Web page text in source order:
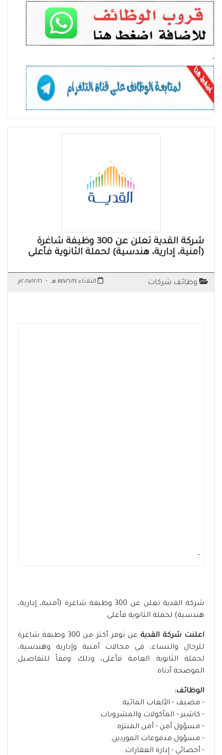
-
شركة القدية تعلن عن 300 وظيفة شاغرة
(أمنية، إدارية، هندسية) لحملة الثانوية فأعلى
وظائف شركات الثلاثاء ١٤٤٧/٦/٢٤ هـ - ٢٠٢٥/١٢/١٦م
-
شركة القدية تعلن عن 300 وظيفة شاغرة (أمنية، إدارية،
هندسية) لحملة الثانوية فأعلى
اعلنت شركة القدية
عن توفر أكثر من 300 وظيفة شاغرة
للرجال والنساء، في مجالات أمنية وإدارية وهندسية،
لحملة الثانوية العامة فأعلى، وذلك وفقاً للتفاصيل
الموضحة أدناه.
الوظائف:
- مضيف - الألعاب المائية.
- كاشير - المأكولات والمشروبات.
- مسؤول أمن - أمن المنتزه.
- مسؤول مدفوعات الموردين.
- أخصائي - إدارة العقارات.